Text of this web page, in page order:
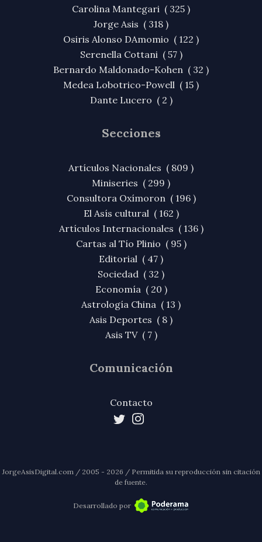
Carolina Mantegari ( 325 )
Jorge Asis ( 318 )
Osiris Alonso DAmomio ( 122 )
Serenella Cottani ( 57 )
Bernardo Maldonado-Kohen ( 32 )
Medea Lobotrico-Powell ( 15 )
Dante Lucero ( 2 )
Secciones
Artículos Nacionales ( 809 )
Miniseries ( 299 )
Consultora Oxímoron ( 196 )
El Asís cultural ( 162 )
Artículos Internacionales ( 136 )
Cartas al Tío Plinio ( 95 )
Editorial ( 47 )
Sociedad ( 32 )
Economía ( 20 )
Astrología China ( 13 )
Asis Deportes ( 8 )
Asis TV ( 7 )
Comunicación
Contacto
JorgeAsisDigital.com / 2005 - 2026 / Permitida su reproducción sin citación
de fuente.
Desarrollado por